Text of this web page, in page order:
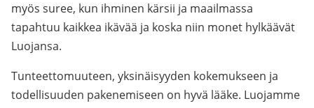
myös suree, kun ihminen kärsii ja maailmassa
tapahtuu kaikkea ikävää ja koska niin monet hylkäävät
Luojansa.
Tunteettomuuteen, yksinäisyyden kokemukseen ja
todellisuuden pakenemiseen on hyvä lääke. Luojamme